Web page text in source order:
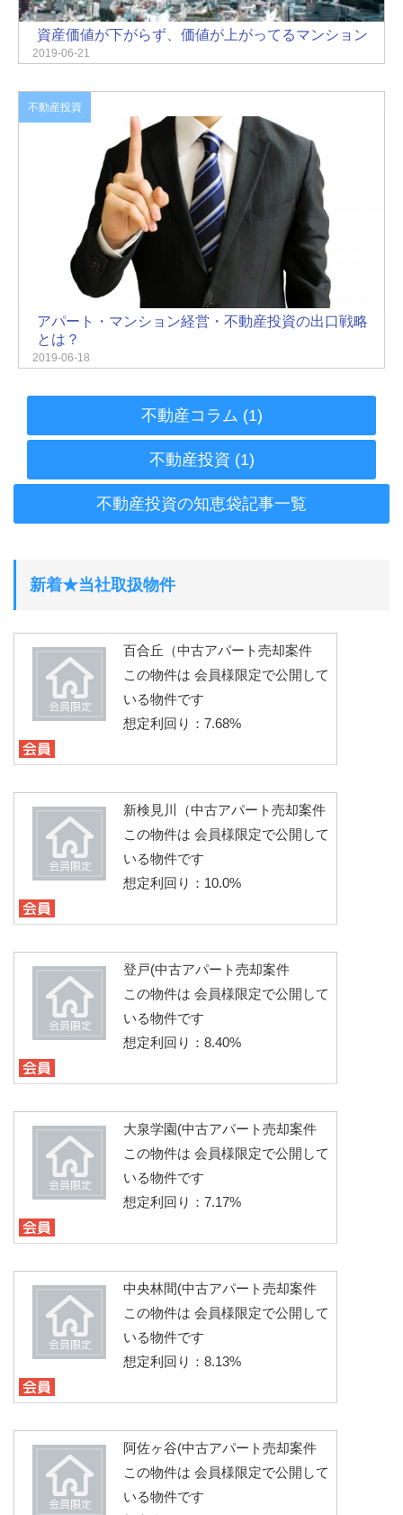
資産価値が下がらず、価値が上がってるマンション
2019-06-21
不動産投資
アパート・マンション経営・不動産投資の出口戦略
とは？
2019-06-18
不動産コラム (1)
不動産投資 (1)
不動産投資の知恵袋記事一覧
新着★当社取扱物件
百合丘（中古アパート売却案件
この物件は 会員様限定で公開して
いる物件です
想定利回り：7.68%
新検見川（中古アパート売却案件
この物件は 会員様限定で公開して
いる物件です
想定利回り：10.0%
登戸(中古アパート売却案件
この物件は 会員様限定で公開して
いる物件です
想定利回り：8.40%
大泉学園(中古アパート売却案件
この物件は 会員様限定で公開して
いる物件です
想定利回り：7.17%
中央林間(中古アパート売却案件
この物件は 会員様限定で公開して
いる物件です
想定利回り：8.13%
阿佐ヶ谷(中古アパート売却案件
この物件は 会員様限定で公開して
いる物件です